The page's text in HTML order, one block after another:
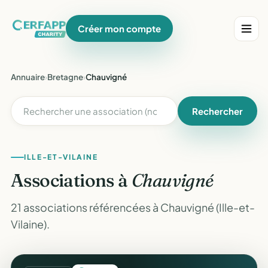
Créer mon compte
Annuaire›Bretagne›Chauvigné
Rechercher
ILLE-ET-VILAINE
Associations à Chauvigné
21 associations référencées à Chauvigné (Ille-et-
Vilaine).